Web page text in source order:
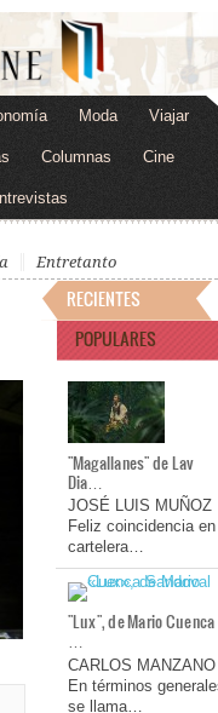
Moda Viajar
Columnas Cine
Entretanto
RECIENTES
POPULARES
"Magallanes" de Lav
Dia…
JOSÉ LUIS MUÑOZ
Feliz coincidencia en
cartelera…
"Lux", de Mario Cuenca
…
CARLOS MANZANO
En términos
se llama…